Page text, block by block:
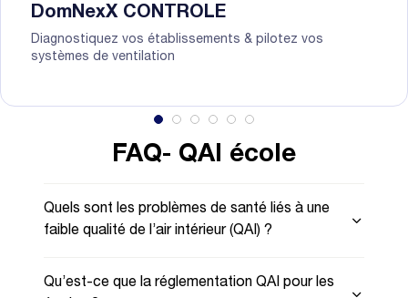
DomNexX CONTROLE
Diagnostiquez vos établissements & pilotez vos
systèmes de ventilation
FAQ- QAI école
Quels sont les problèmes de santé liés à une
faible qualité de l’air intérieur (QAI) ?
Qu’est-ce que la réglementation QAI pour les